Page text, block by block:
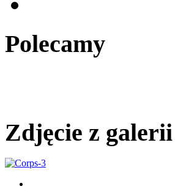
Polecamy
Zdjęcie z galerii